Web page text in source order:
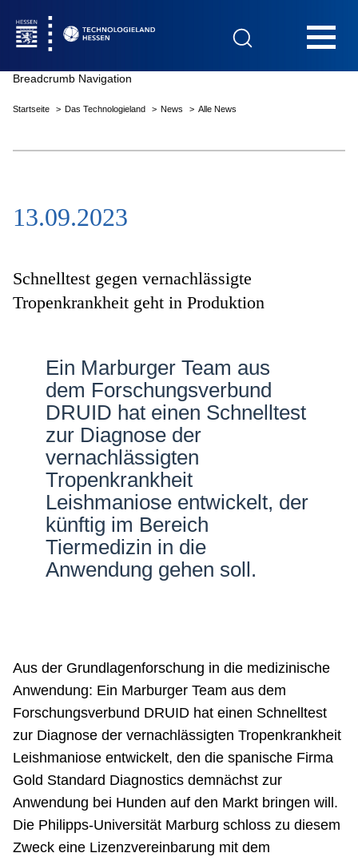
Das Technologieland
Innovationsfelder
Netzwerke
Breadcrumb Navigation
Startseite Das Technologieland News Alle News
13.09.2023
Schnelltest gegen vernachlässigte
Tropenkrankheit geht in Produktion
Ein Marburger Team aus
dem Forschungsverbund
DRUID hat einen Schnelltest
zur Diagnose der
vernachlässigten
Tropenkrankheit
Leishmaniose entwickelt, der
künftig im Bereich
Tiermedizin in die
Anwendung gehen soll.
Aus der Grundlagenforschung in die medizinische
Anwendung: Ein Marburger Team aus dem
Forschungsverbund DRUID hat einen Schnelltest
zur Diagnose der vernachlässigten Tropenkrankheit
Leishmaniose entwickelt, den die spanische Firma
Gold Standard Diagnostics demnächst zur
Anwendung bei Hunden auf den Markt bringen will.
Die Philipps-Universität Marburg schloss zu diesem
Zweck eine Lizenzvereinbarung mit dem